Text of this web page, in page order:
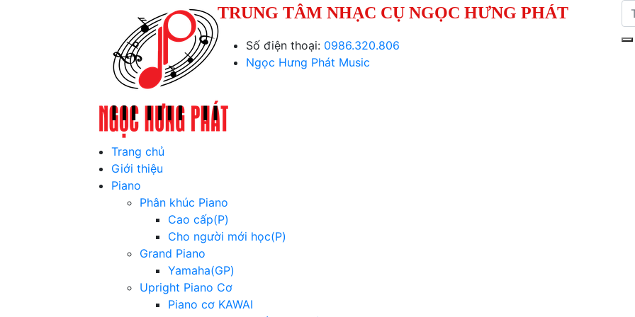
TRUNG TÂM NHẠC CỤ NGỌC HƯNG PHÁT
Số điện thoại: 0986.320.806
Ngọc Hưng Phát Music
Trang chủ
Giới thiệu
Piano
Phân khúc Piano
Cao cấp(P)
Cho người mới học(P)
Grand Piano
Yamaha(GP)
Upright Piano Cơ
Piano cơ KAWAI